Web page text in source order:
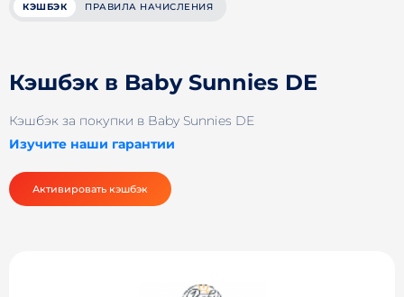
КЭШБЭК ПРАВИЛА НАЧИСЛЕНИЯ
Кэшбэк в Baby Sunnies DE
Кэшбэк за покупки в Baby Sunnies DE
Изучите наши гарантии
Активировать кэшбэк